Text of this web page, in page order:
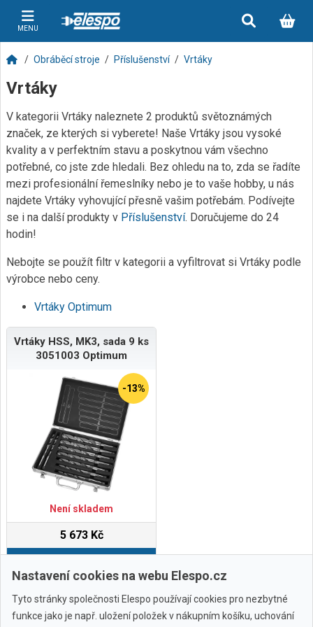
MENU
Obráběcí stroje Příslušenství Vrtáky
Vrtáky
V kategorii Vrtáky naleznete 2 produktů světoznámých
značek, ze kterých si vyberete! Naše Vrtáky jsou vysoké
kvality a v perfektním stavu a poskytnou vám všechno
potřebné, co jste zde hledali. Bez ohledu na to, zda se řadíte
mezi profesionální řemeslníky nebo je to vaše hobby, u nás
najdete Vrtáky vyhovující přesně vašim potřebám. Podívejte
se i na další produkty v Příslušenství. Doručujeme do 24
hodin!
Nebojte se použít filtr v kategorii a vyfiltrovat si Vrtáky podle
výrobce nebo ceny.
Vrtáky Optimum
Vrtáky HSS, MK3, sada 9 ks
3051003 Optimum
-13%
Není skladem
5 673 Kč
Nastavení cookies na webu Elespo.cz
Tyto stránky společnosti Elespo používají cookies pro nezbytné
funkce jako je např. uložení položek v nákupním košíku, uchování